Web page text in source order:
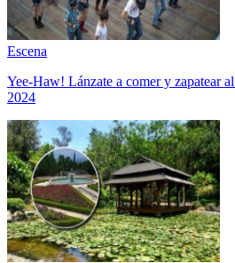
Escena
Yee-Haw! Lánzate a comer y zapatear al
2024